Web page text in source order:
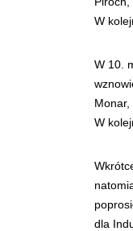
W
W 10.
Monar,
W
dla